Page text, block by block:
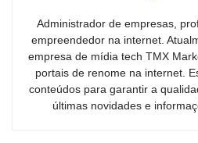
Administrador de empresas,
empreendedor na internet.
empresa de mídia tech TMX
portais de renome na internet.
conteúdos para garantir a
últimas novidades e